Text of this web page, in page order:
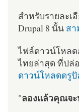
สำหรับรายละเ
Drupal 8 นั้น ส
ไฟล์ดาวน์โหลด
ไทยล่าสุด ที่ปล่
ดาวน์โหลดดรูปั
"ลองแล้วคุณจะ